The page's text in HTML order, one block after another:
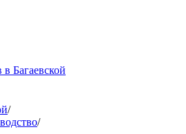
Багаевской
/
/